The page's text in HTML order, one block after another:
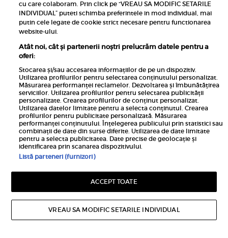
Advertorial
Copilul meu vine pentru prima dată la
medicul dentist
O primă întâlnire cu medicul stomatolog nu
înseamnă automat un tratament. În cele mai multe
situații, este vorba despre acomodare, încredere și
prevenție, în ritmul potrivit pentru...
cu care colaboram. Prin click pe “VREAU SA MODIFIC SETARILE
INDIVIDUAL” puteti schimba preferintele in mod individual, mai
putin cele legate de cookie strict necesare pentru functionarea
website-ului.
Atât noi, cât și partenerii noștri prelucrăm datele pentru a
oferi:
Stocarea și/sau accesarea informațiilor de pe un dispozitiv.
Utilizarea profilurilor pentru selectarea conținutului personalizat.
Măsurarea performanței reclamelor. Dezvoltarea și îmbunătățirea
serviciilor. Utilizarea profilurilor pentru selectarea publicității
personalizate. Crearea profilurilor de conținut personalizat.
Utilizarea datelor limitate pentru a selecta conținutul. Crearea
profilurilor pentru publicitate personalizată. Măsurarea
performanței conținutului. Înțelegerea publicului prin statistici sau
combinații de date din surse diferite. Utilizarea de date limitate
pentru a selecta publicitatea. Date precise de geolocație și
identificarea prin scanarea dispozitivului.
Listă parteneri (furnizori)
ACCEPT TOATE
VREAU SA MODIFIC SETARILE INDIVIDUAL